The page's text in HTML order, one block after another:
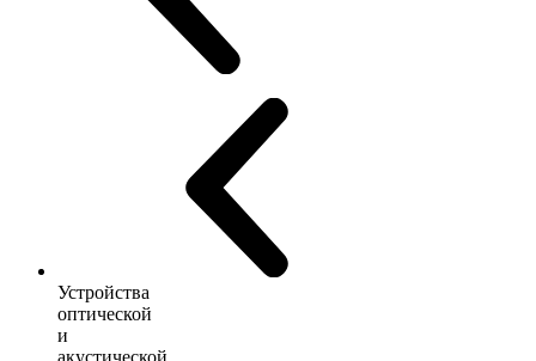
Устройства
оптической
и